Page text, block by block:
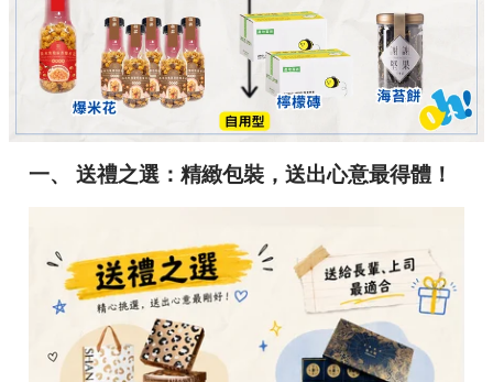
一、 送禮之選：精緻包裝，送出心意最得體！